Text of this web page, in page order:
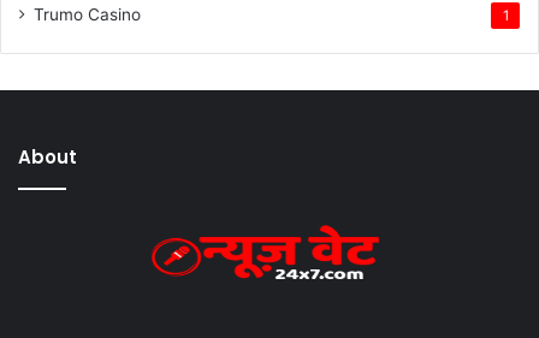
Trumo Casino 1
About